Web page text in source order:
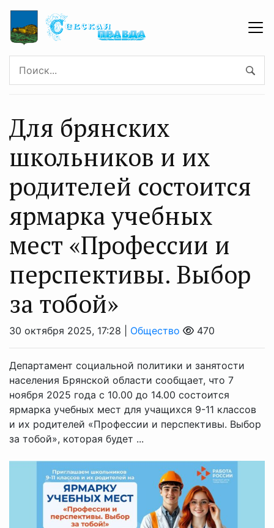
Для брянских
школьников и их
родителей состоится
ярмарка учебных
мест «Профессии и
перспективы. Выбор
за тобой»
30 октября 2025, 17:28 | Общество 470
Департамент социальной политики и занятости
населения Брянской области сообщает, что 7
ноября 2025 года с 10.00 до 14.00 состоится
ярмарка учебных мест для учащихся 9-11 классов
и их родителей «Профессии и перспективы. Выбор
за тобой», которая будет ...